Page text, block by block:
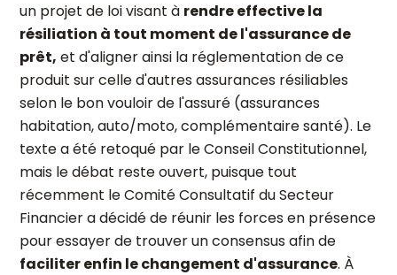
un projet de loi visant à rendre effective la
résiliation à tout moment de l'assurance de
prêt, et d'aligner ainsi la réglementation de ce
produit sur celle d'autres assurances résiliables
selon le bon vouloir de l'assuré (assurances
habitation, auto/moto, complémentaire santé). Le
texte a été retoqué par le Conseil Constitutionnel,
mais le débat reste ouvert, puisque tout
récemment le Comité Consultatif du Secteur
Financier a décidé de réunir les forces en présence
pour essayer de trouver un consensus afin de
faciliter enfin le changement d'assurance. À